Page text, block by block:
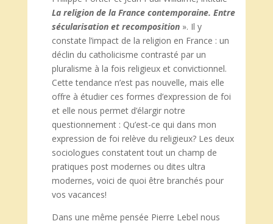
La religion de la France contemporaine. Entre
sécularisation et recomposition ». Il y
constate l’impact de la religion en France : un
déclin du catholicisme contrasté par un
pluralisme à la fois religieux et convictionnel.
Cette tendance n’est pas nouvelle, mais elle
offre à étudier ces formes d’expression de foi
et elle nous permet d’élargir notre
questionnement : Qu’est-ce qui dans mon
expression de foi relève du religieux? Les deux
sociologues constatent tout un champ de
pratiques post modernes ou dites ultra
modernes, voici de quoi être branchés pour
vos vacances!
Dans une même pensée Pierre Lebel nous